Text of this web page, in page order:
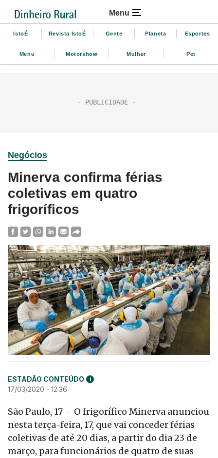
Menu
IstoÉ Revista IstoÉ Gente Planeta Esportes
Menu Motorshow Mulher Pet
Negócios
Minerva confirma férias
coletivas em quatro
frigoríficos
ESTADÃO CONTEÚDO i
17/03/2020 - 12:36
São Paulo, 17 – O frigorífico Minerva anunciou
nesta terça-feira, 17, que vai conceder férias
coletivas de até 20 dias, a partir do dia 23 de
março, para funcionários de quatro de suas